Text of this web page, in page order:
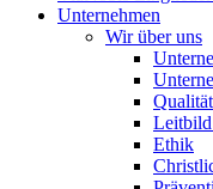
Unternehmen
Wir über uns
Leitbild
Ethik